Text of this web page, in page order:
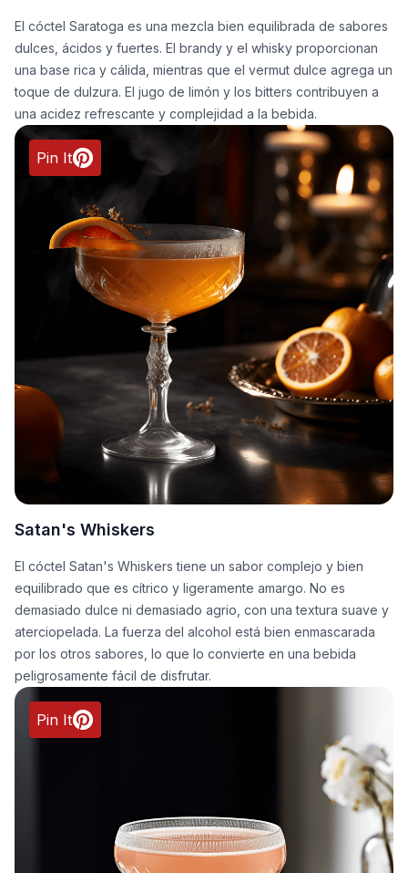
El cóctel Saratoga es una mezcla bien equilibrada de sabores
dulces, ácidos y fuertes. El brandy y el whisky proporcionan
una base rica y cálida, mientras que el vermut dulce agrega un
toque de dulzura. El jugo de limón y los bitters contribuyen a
una acidez refrescante y complejidad a la bebida.
Pin It
Satan's Whiskers
El cóctel Satan's Whiskers tiene un sabor complejo y bien
equilibrado que es cítrico y ligeramente amargo. No es
demasiado dulce ni demasiado agrio, con una textura suave y
aterciopelada. La fuerza del alcohol está bien enmascarada
por los otros sabores, lo que lo convierte en una bebida
peligrosamente fácil de disfrutar.
Pin It